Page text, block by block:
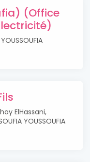
(Office
ElHassani,
YOUSSOUFIA